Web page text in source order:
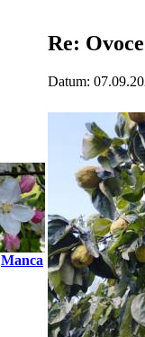
Manca
Re: Ovoce
Datum: